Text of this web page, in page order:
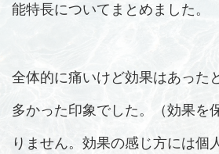
能特長についてまとめました。
全体的に痛いけど効果はあった
多かった印象でした。（効果を
りません。効果の感じ方には個